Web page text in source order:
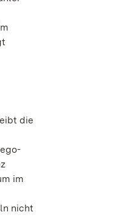
die
im
nicht